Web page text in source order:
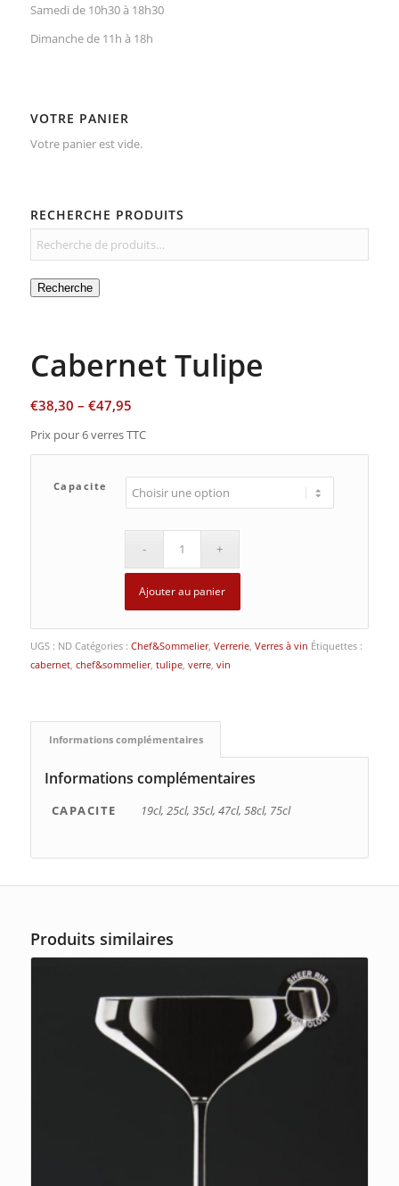
Samedi de 10h30 à 18h30
Dimanche de 11h à 18h
VOTRE PANIER
Votre panier est vide.
RECHERCHE PRODUITS
Recherche
Cabernet Tulipe
€38,30 – €47,95
Prix pour 6 verres TTC
Capacite
Ajouter au panier
UGS : ND Catégories : Chef&Sommelier, Verrerie, Verres à vin Étiquettes :
cabernet, chef&sommelier, tulipe, verre, vin
Informations complémentaires
Informations complémentaires
CAPACITE 19cl, 25cl, 35cl, 47cl, 58cl, 75cl
Produits similaires